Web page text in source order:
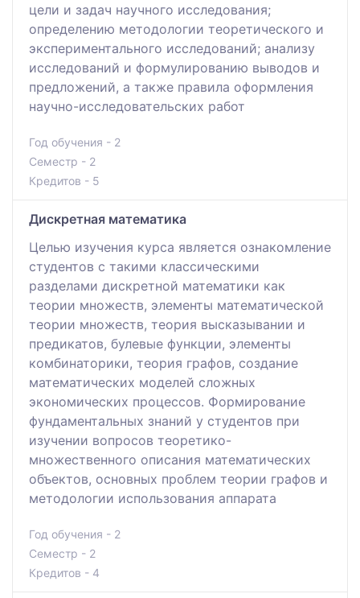
цели и задач научного исследования;
определению методологии теоретического и
экспериментального исследований; анализу
исследований и формулированию выводов и
предложений, а также правила оформления
научно-исследовательских работ
Год обучения - 2
Семестр - 2
Кредитов - 5
Дискретная математика
Целью изучения курса является ознакомление
студентов с такими классическими
разделами дискретной математики как
теории множеств, элементы математической
теории множеств, теория высказывании и
предикатов, булевые функции, элементы
комбинаторики, теория графов, создание
математических моделей сложных
экономических процессов. Формирование
фундаментальных знаний у студентов при
изучении вопросов теоретико-
множественного описания математических
объектов, основных проблем теории графов и
методологии использования аппарата
Год обучения - 2
Семестр - 2
Кредитов - 4